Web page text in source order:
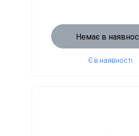
Немає в
Є в наявності